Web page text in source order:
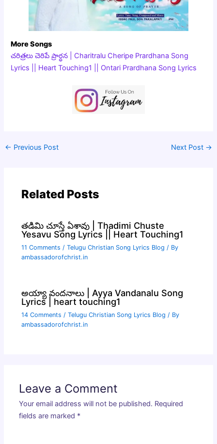
More Songs
చరిత్రలు చెరిపే ప్రార్ధన | Charitralu Cheripe Prardhana Song
Lyrics || Heart Touching1 || Ontari Prardhana Song Lyrics
← Previous Post Next Post →
Related Posts
తడిమి చూస్తే ఏశావు | Thadimi Chuste
Yesavu Song Lyrics || Heart Touching1
11 Comments /Telugu Christian Song Lyrics Blog / By
ambassadorofchrist.in
అయ్యా వందనాలు | Ayya Vandanalu Song
Lyrics | heart touching1
14 Comments /Telugu Christian Song Lyrics Blog / By
ambassadorofchrist.in
Leave a Comment
Your email address will not be published. Required
fields are marked *